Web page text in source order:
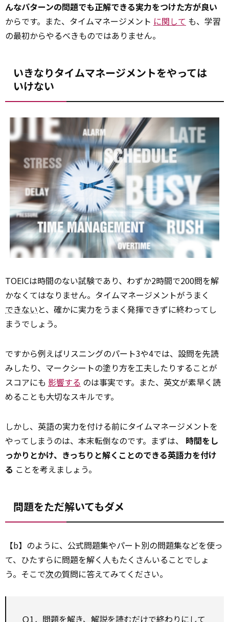
んなパターンの問題でも正解できる実力をつけた方が良い
からです。また、タイムマネージメント に関して も、学習
の最初からやるべきものではありません。
いきなりタイムマネージメントをやっては
いけない
TOEICは時間のない試験であり、わずか2時間で200問を解
かなくてはなりません。タイムマネージメントがうまく
できないと、確かに実力をうまく発揮できずに終わってし
まうでしょう。
ですから例えばリスニングのパート3や4では、設問を先読
みしたり、マークシートの塗り方を工夫したりすることが
スコアにも 影響する のは事実です。また、英文が素早く読
めることも大切なスキルです。
しかし、英語の実力を付ける前にタイムマネージメントを
やってしまうのは、本末転倒なのです。まずは、 時間をし
っかりとかけ、きっちりと解くことのできる英語力を付け
る ことを考えましょう。
問題をただ解いてもダメ
【b】のように、公式問題集やパート別の問題集などを使っ
て、ひたすらに問題を解く人もたくさんいることでしょ
う。そこで次の質問に答えてみてください。
Ｑ1．問題を解き、解説を読むだけで終わりにして